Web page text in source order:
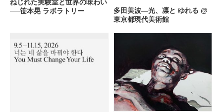
ねじれた実験室と世界の味わい
──笹本晃 ラボラトリー
多田美波―光、凛と ゆれる @
東京都現代美術館